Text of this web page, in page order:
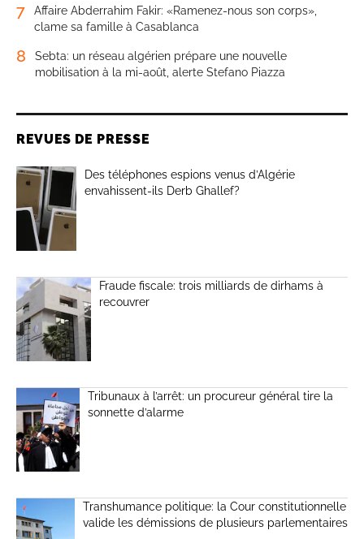
7
Affaire Abderrahim Fakir: «Ramenez-nous son corps»,
clame sa famille à Casablanca
8
Sebta: un réseau algérien prépare une nouvelle
mobilisation à la mi-août, alerte Stefano Piazza
REVUES DE PRESSE
Des téléphones espions venus d’Algérie
envahissent-ils Derb Ghallef?
Fraude fiscale: trois milliards de dirhams à
recouvrer
Tribunaux à l’arrêt: un procureur général tire la
sonnette d’alarme
Transhumance politique: la Cour constitutionnelle
valide les démissions de plusieurs parlementaires